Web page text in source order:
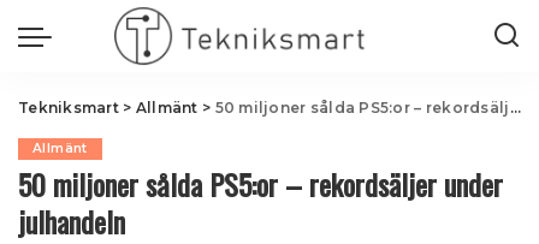
Tekniksmart> Allmänt > 50 miljoner sålda PS5:or – rekordsäljer under julhandeln
Allmänt
50 miljoner sålda PS5:or – rekordsäljer under
julhandeln